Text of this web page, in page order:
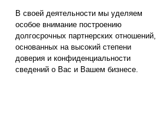
В своей деятельности мы уделяем
особое внимание построению
долгосрочных партнерских отношений,
основанных на высокий степени
доверия и конфиденциальности
сведений о Вас и Вашем бизнесе.